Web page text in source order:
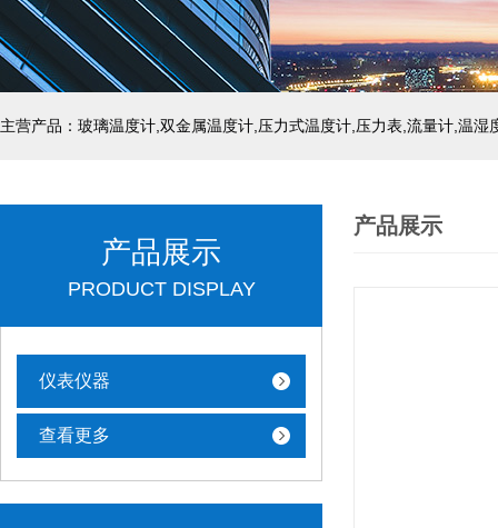
产品展示
PRODUCT DISPLAY
仪表仪器
查看更多
产品展示